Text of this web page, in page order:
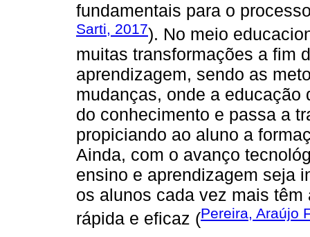
fundamentais para o
Sarti, 2017). No meio
muitas transformações a fim
aprendizagem, sendo as
mudanças, onde a
do conhecimento e passa a
propiciando ao aluno a
Ainda, com o avanço
ensino e aprendizagem seja
os alunos cada vez mais
rápida e eficaz (Pereira, Araújo